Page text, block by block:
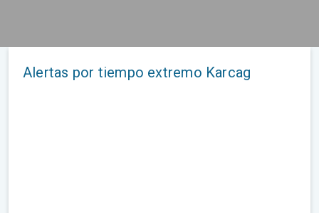
Alertas por tiempo extremo Karcag